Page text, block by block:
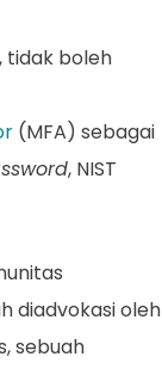
tidak boleh
(MFA) sebagai
, NIST
diadvokasi oleh
sebuah